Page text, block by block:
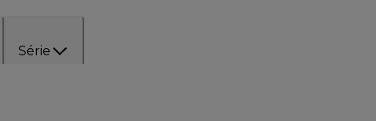
Série